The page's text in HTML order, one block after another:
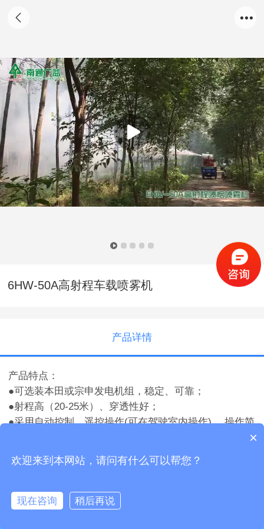
6HW-50A高射程车载喷雾机
产品详情
产品特点：
●可选装本田或宗申发电机组，稳定、可靠；
●射程高（20-25米）、穿透性好；
●采用自动控制，遥控操作(可在驾驶室内操作) ，操作简
●超低量、低量、常量喷雾、用药省、药剂利用率高、污
染小；
●配50米输药管，可进行常量喷雾；
马上咨询
×
欢迎来到本网站，请问有什么可以帮您？
现在咨询 稍后再说